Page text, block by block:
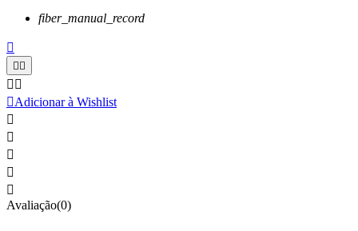
fiber_manual_record


 
Adicionar à Wishlist





Avaliação(0)